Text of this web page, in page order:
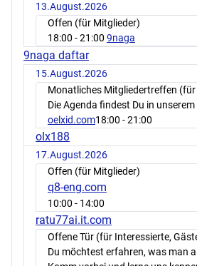
13.August.2026
Offen (für Mitglieder)
18:00 - 21:00 9naga
9naga daftar
15.August.2026
Monatliches Mitgliedertreffen
Die Agenda findest Du in
oelxid.com18:00 - 21:00
olx188
17.August.2026
Offen (für Mitglieder)
q8-eng.com
10:00 - 14:00
ratu77ai.it.com
Offene Tür (für Interessierte,
Du möchtest erfahren, was man